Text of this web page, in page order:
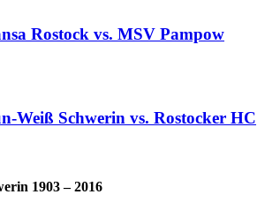
Rostock vs. MSV Pampow
Weiß Schwerin vs. Rostocker HC
1903 – 2016